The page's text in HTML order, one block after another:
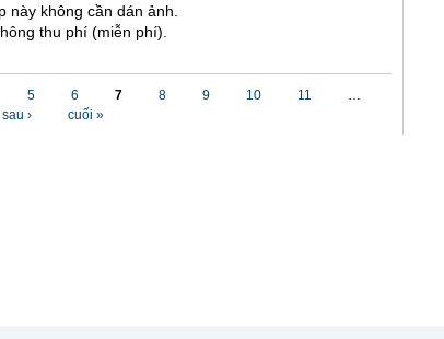
này không cần dán ảnh.
thu phí (miễn phí).
5 6 7 8 9 10 11
…
sau ›
cuối »